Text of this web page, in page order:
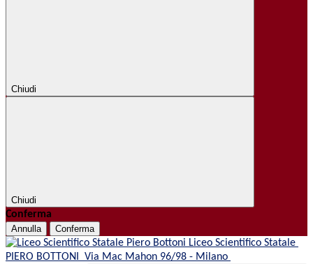
Chiudi
Chiudi
Conferma
Annulla Conferma
Liceo Scientifico Statale
PIERO BOTTONI Via Mac Mahon 96/98 - Milano